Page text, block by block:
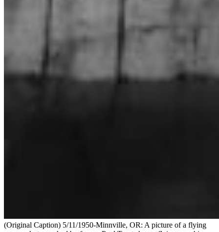
(Original Caption) 5/11/1950-Minnville, OR: A picture of a flying